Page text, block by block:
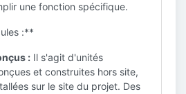
une fonction spécifique.
:**
: Il s'agit d'unités
et construites hors site,
sur le site du projet. Des